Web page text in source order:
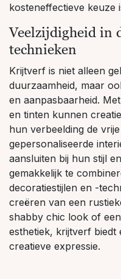
kosteneffectieve keuze
Veelzijdigheid in
technieken
Krijtverf is niet alleen
duurzaamheid, maar
en aanpasbaarheid.
en tinten kunnen
hun verbeelding de
gepersonaliseerde
aansluiten bij hun stijl
gemakkelijk te
decoratiestijlen en -
creëren van een
shabby chic look of
esthetiek, krijtverf biedt
creatieve expressie.